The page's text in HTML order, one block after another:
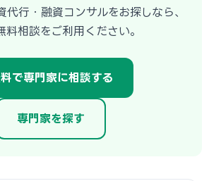
代行・融資コンサルをお探しなら、
料相談をご利用ください。
で専門家に相談する
専門家を探す